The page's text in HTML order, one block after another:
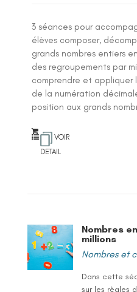
3 séances pour
élèves composer,
grands nombres entiers
des regroupements par
comprendre et appliquer
de la numération
position aux grands
VOIR
DETAIL
Nombres
millions
Nombres et
Dans cette
sur les règles